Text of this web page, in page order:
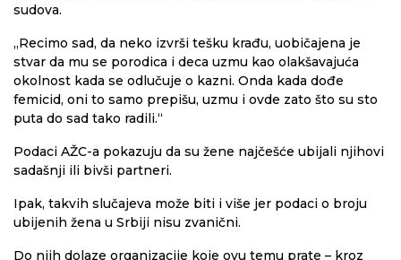
sudova.
„Recimo sad, da neko izvrši tešku krađu, uobičajena je
stvar da mu se porodica i deca uzmu kao olakšavajuća
okolnost kada se odlučuje o kazni. Onda kada dođe
femicid, oni to samo prepišu, uzmu i ovde zato što su sto
puta do sad tako radili.“
Podaci AŽC-a pokazuju da su žene najčešće ubijali njihovi
sadašnji ili bivši partneri.
Ipak, takvih slučajeva može biti i više jer podaci o broju
ubijenih žena u Srbiji nisu zvanični.
Do njih dolaze organizacije koje ovu temu prate – kroz